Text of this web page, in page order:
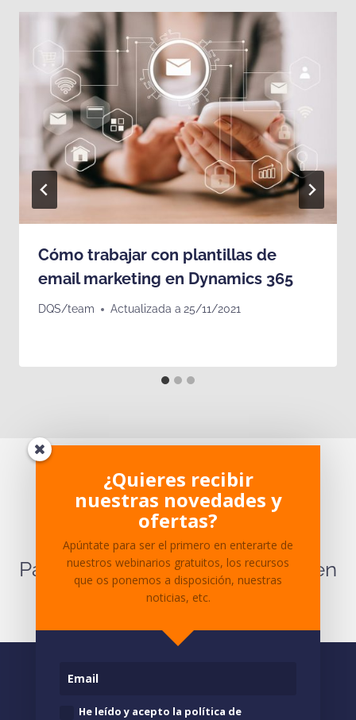
Cómo trabajar con plantillas de
email marketing en Dynamics 365
DQS/team Actualizada a 25/11/2021
¿Te ha parecido interesante?
¿Tienes dudas sobre el
contenido?
Para cualquier pregunta ponte en
contactocon nosotros.
¿Quieres recibir
nuestras novedades y
ofertas?
Apúntate para ser el primero en enterarte de
nuestros webinarios gratuitos, los recursos
que os ponemos a disposición, nuestras
noticias, etc.
He leído y acepto la política de